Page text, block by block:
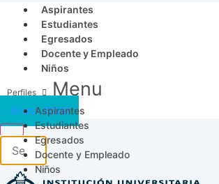
Aspirantes
Estudiantes
Egresados
Docente y Empleado
Niños
Menu
Aspirantes
Estudiantes
Egresados
Docente y Empleado
Niños
Acceso SICAU